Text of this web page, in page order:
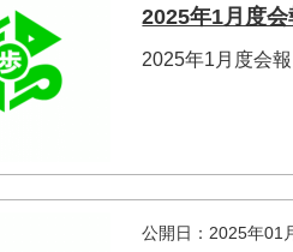
2025年1月度会
2025年1月度会
公開日：2025年01